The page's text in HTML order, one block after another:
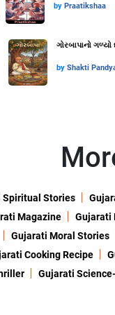
by Praatikshaa
ગોરબાપાનો
by Shakti
Spiritual Stories
Magazine Gujarati
Gujarati Moral Stories
Cooking Recipe
Gujarati